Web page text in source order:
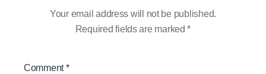
Your email address will not be published.
Required fields are marked*
Comment*